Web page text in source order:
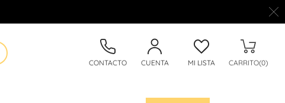
CONTACTO CUENTA MI LISTA CARRITO(0)